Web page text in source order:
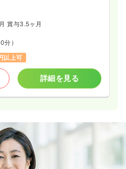
賞与3.5ヶ月
分）
以上可
詳細を見る